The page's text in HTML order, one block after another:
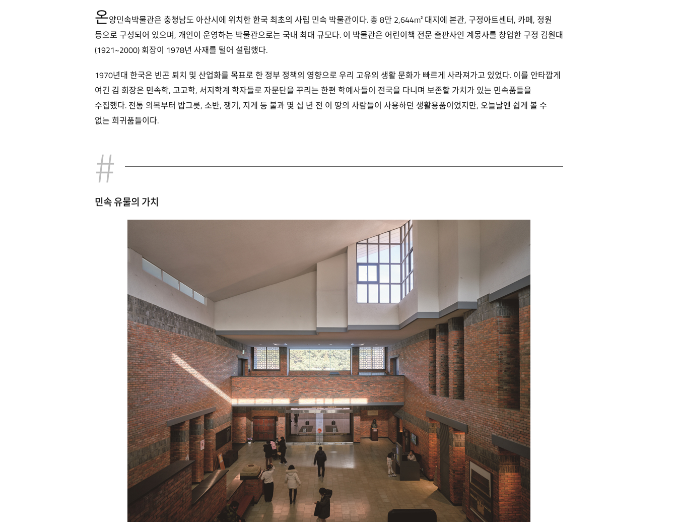
온양민속박물관은 충청남도 아산시에 위치한 한국 최초의 사립 민속 박물관이다. 총 8만 2,644m² 대지에 본관, 구정아트센터, 카페, 정원
등으로 구성되어 있으며, 개인이 운영하는 박물관으로는 국내 최대 규모다. 이 박물관은 어린이책 전문 출판사인 계몽사를 창업한 구정 김원대
(1921~2000) 회장이 1978년 사재를 털어 설립했다.
1970년대 한국은 빈곤 퇴치 및 산업화를 목표로 한 정부 정책의 영향으로 우리 고유의 생활 문화가 빠르게 사라져가고 있었다. 이를 안타깝게
여긴 김 회장은 민속학, 고고학, 서지학계 학자들로 자문단을 꾸리는 한편 학예사들이 전국을 다니며 보존할 가치가 있는 민속품들을
수집했다. 전통 의복부터 밥그릇, 소반, 쟁기, 지게 등 불과 몇 십 년 전 이 땅의 사람들이 사용하던 생활용품이었지만, 오늘날엔 쉽게 볼 수
없는 희귀품들이다.
민속 유물의 가치